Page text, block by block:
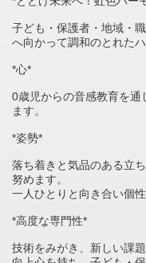
子ども・保護者・地域・
へ向かって調和のとれた
*心*
0歳児からの音感教育を通
ます。
*姿勢*
落ち着きと気品のある立
努めます。
一人ひとりと向き合い個
*高度な専門性*
技術をみがき、新しい課